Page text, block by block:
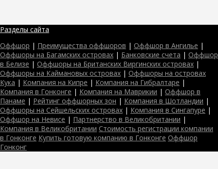
Разделы сайта
Оффшор | Преимущества оффшоров | Оффшор в Ангилье |
Оффшоры на Багамских островах | Банковские счета | Оффшор
в Белизе | Оффшоры на Британских Виргинских островах |
Оффшоры на Каймановых островах | Оффшоры на островах
Кука | Компания на Кипре | Компания на Гибралтаре |
Компания в Гонконге | Компания на Маврикии | Оффшор в
Панаме | Рейтинг оффшорных зон | Компания в Шотландии |
Оффшоры на Сейшельских островах | Компания в Сингапуре |
Оффшор на Невисе | Партнерство в Великобритании |
Компания в Великобритании Стоимость регистрации компании
в Гонконге Купить готовую компанию в Гонконге Оффшор
Гонконг